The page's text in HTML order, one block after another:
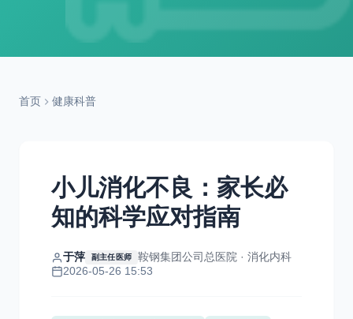
首页 健康科普
小儿消化不良：家长必
知的科学应对指南
于萍 副主任医师
鞍钢集团公司总医院 · 消化内科
2026-05-26 15:53